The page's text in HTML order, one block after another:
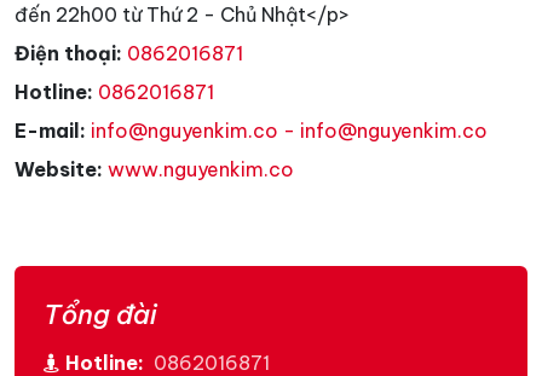
đến 22h00 từ Thứ 2 - Chủ Nhật</p>
Điện thoại: 0862016871
Hotline: 0862016871
E-mail: info@nguyenkim.co - info@nguyenkim.co
Website: www.nguyenkim.co
Tổng đài
Hotline: 0862016871